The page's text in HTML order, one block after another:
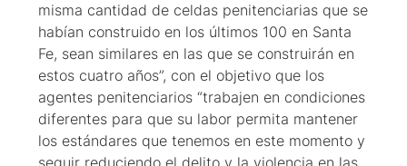
misma cantidad de celdas penitenciarias que se
habían construido en los últimos 100 en Santa
Fe, sean similares en las que se construirán en
estos cuatro años”, con el objetivo que los
agentes penitenciarios “trabajen en condiciones
diferentes para que su labor permita mantener
los estándares que tenemos en este momento y